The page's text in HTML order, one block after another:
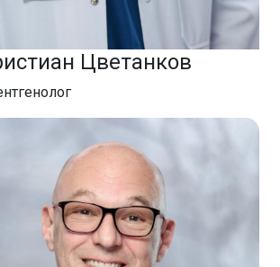
Цветанков